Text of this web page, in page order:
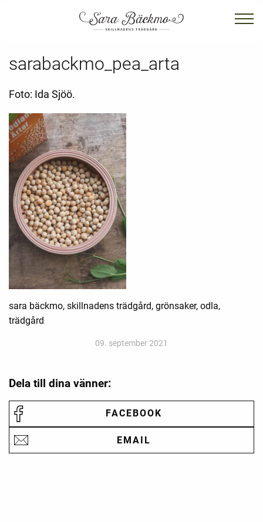
sarabackmo_pea_arta
Foto: Ida Sjöö.
sara bäckmo, skillnadens trädgård, grönsaker, odla,
trädgård
09. september 2021
Dela till dina vänner:
FACEBOOK
EMAIL